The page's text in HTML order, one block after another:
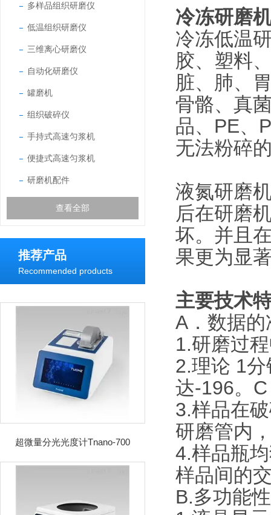
多样品组织研磨仪
低温组织研磨仪
三维离心研磨仪
自动化研磨仪
罐磨机
组织破碎仪
手持式高速匀浆机
便捷式高速匀浆机
研磨机配件
查看全部
推荐产品
Recommended products
超微量分光光度计Tnano-700
冷冻研磨
冷冻低温
胶、塑料
脏、肺、
骨骼、真
品、PE、
无法粉碎
液氮研磨
后在研磨
坏。并且
果更为显
主要技术
A．数据
1.研磨过
2.理论 1
达-196。C
3.样品在
研磨管内
4.样品瓶
样品间的
B.多功能